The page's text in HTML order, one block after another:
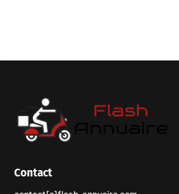
Contact